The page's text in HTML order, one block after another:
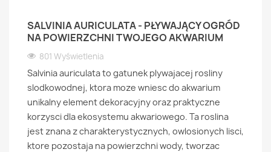
SALVINIA AURICULATA - PŁYWAJĄCY OGRÓD
NA POWIERZCHNI TWOJEGO AKWARIUM
801 Wyświetlenia
Salvinia auriculata to gatunek plywajacej rosliny
slodkowodnej, ktora moze wniesc do akwarium
unikalny element dekoracyjny oraz praktyczne
korzysci dla ekosystemu akwariowego. Ta roslina
jest znana z charakterystycznych, owlosionych lisci,
ktore pozostaja na powierzchni wody, tworzac